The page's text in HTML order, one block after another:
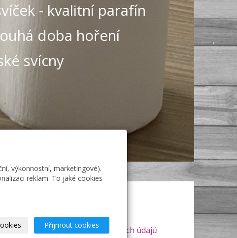
- kvalitní parafín
doba hoření
svícny
Obchodní podmínky
Zásady zpracování osobních údajů
výkonnostní, marketingové).
reklam. To jaké cookies
Přijmout cookies